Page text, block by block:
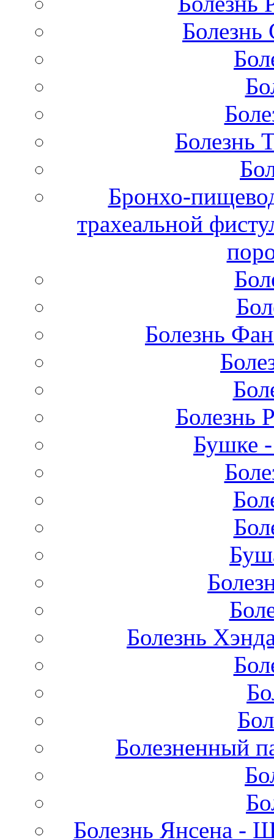
Болезнь
Болезнь
Бронхо-
трахеальной
Болезнь
Болезнь
Бушке
Болезнь
Болезненный
Болезнь Янсена -